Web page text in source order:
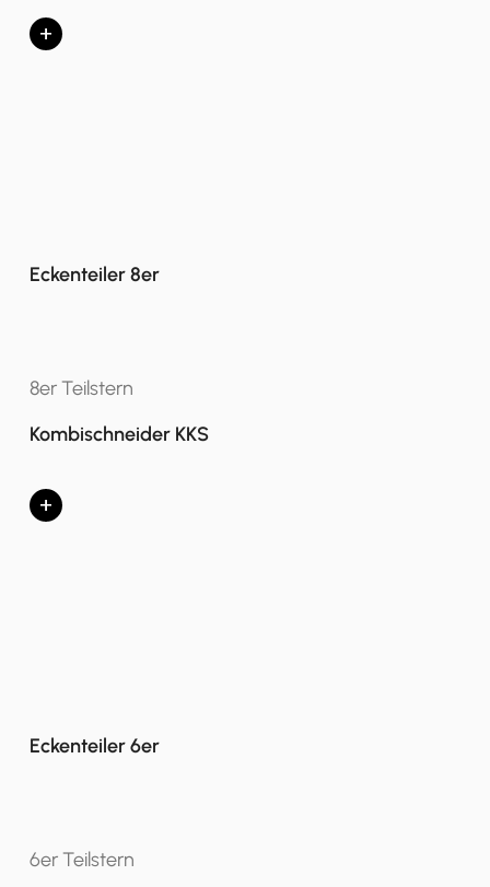
+
Eckenteiler 8er
8er Teilstern
Kombischneider KKS
+
Eckenteiler 6er
6er Teilstern